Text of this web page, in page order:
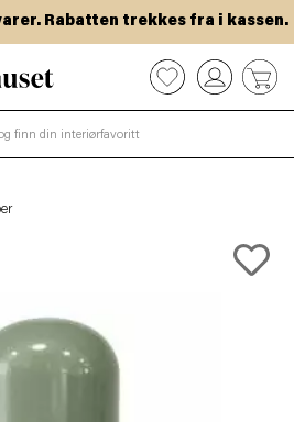
Rabatten trekkes fra i kassen.
0